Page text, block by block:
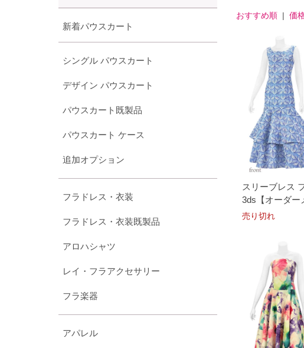
おすすめ順| 価
スリーブレス
3ds【オーダー
売り切れ
新着パウスカート
シングル パウスカート
デザイン パウスカート
パウスカート既製品
パウスカート ケース
追加オプション
フラドレス・衣装
フラドレス・衣装既製品
アロハシャツ
レイ・フラアクセサリー
フラ楽器
アパレル